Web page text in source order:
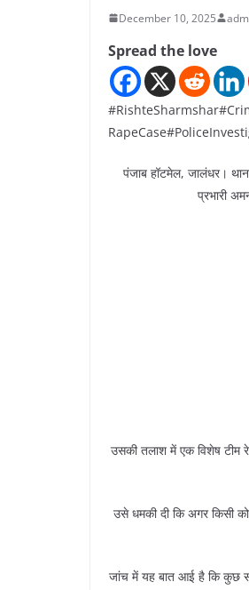
December 10, 2025
Spread the love
पंजाब हॉटमेल, जालंधर।
प्रभारी
उसकी तलाश में एक विशेष टीम
उसे धमकी दी कि अगर किसी
जांच में यह बात आई है कि कुछ